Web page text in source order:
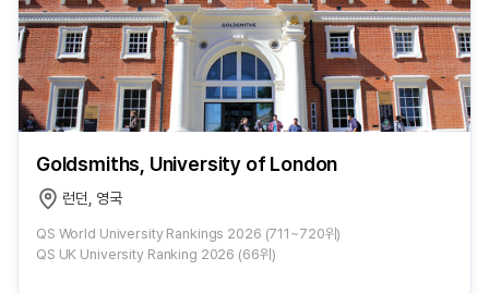
Goldsmiths, University of London
런던, 영국
QS World University Rankings 2026 (711~720위)
QS UK University Ranking 2026 (66위)